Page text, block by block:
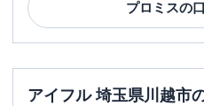
プロミスの
アイフル 埼玉県川越市